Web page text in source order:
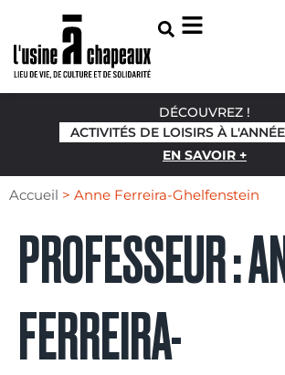
DÉCOUVREZ !
ACTIVITÉS DE LOISIRS À
EN SAVOIR +
Accueil > Anne Ferreira-Ghelfenstein
PROFESSEUR :
FERREIRA-